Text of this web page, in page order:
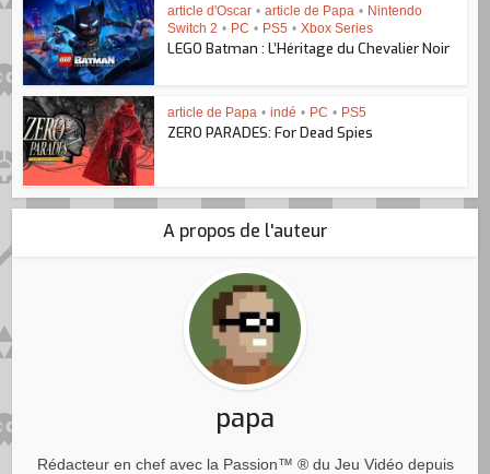
article d'Oscar • article de Papa • Nintendo
Switch 2 • PC • PS5 • Xbox Series
LEGO Batman : L’Héritage du Chevalier Noir
article de Papa • indé • PC • PS5
ZERO PARADES: For Dead Spies
A propos de l'auteur
papa
Rédacteur en chef avec la Passion™ ® du Jeu Vidéo depuis